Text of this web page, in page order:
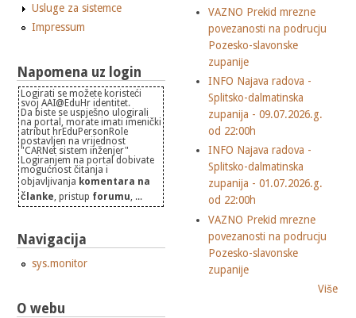
Usluge za sistemce
Impressum
Napomena uz login
Logirati se možete koristeći
svoj AAI@EduHr identitet.
Da biste se uspješno ulogirali
na portal, morate imati imenički
atribut hrEduPersonRole
postavljen na vrijednost
"CARNet sistem inženjer"
Logiranjem na portal dobivate
mogućnost čitanja i
objavljivanja komentara na
članke , pristup forumu , ...
Navigacija
sys.monitor
O webu
VAZNO Prekid mrezne
povezanosti na podrucju
Pozesko-slavonske
zupanije
INFO Najava radova -
Splitsko-dalmatinska
zupanija - 09.07.2026.g.
od 22:00h
INFO Najava radova -
Splitsko-dalmatinska
zupanija - 01.07.2026.g.
od 22:00h
VAZNO Prekid mrezne
povezanosti na podrucju
Pozesko-slavonske
zupanije
Više